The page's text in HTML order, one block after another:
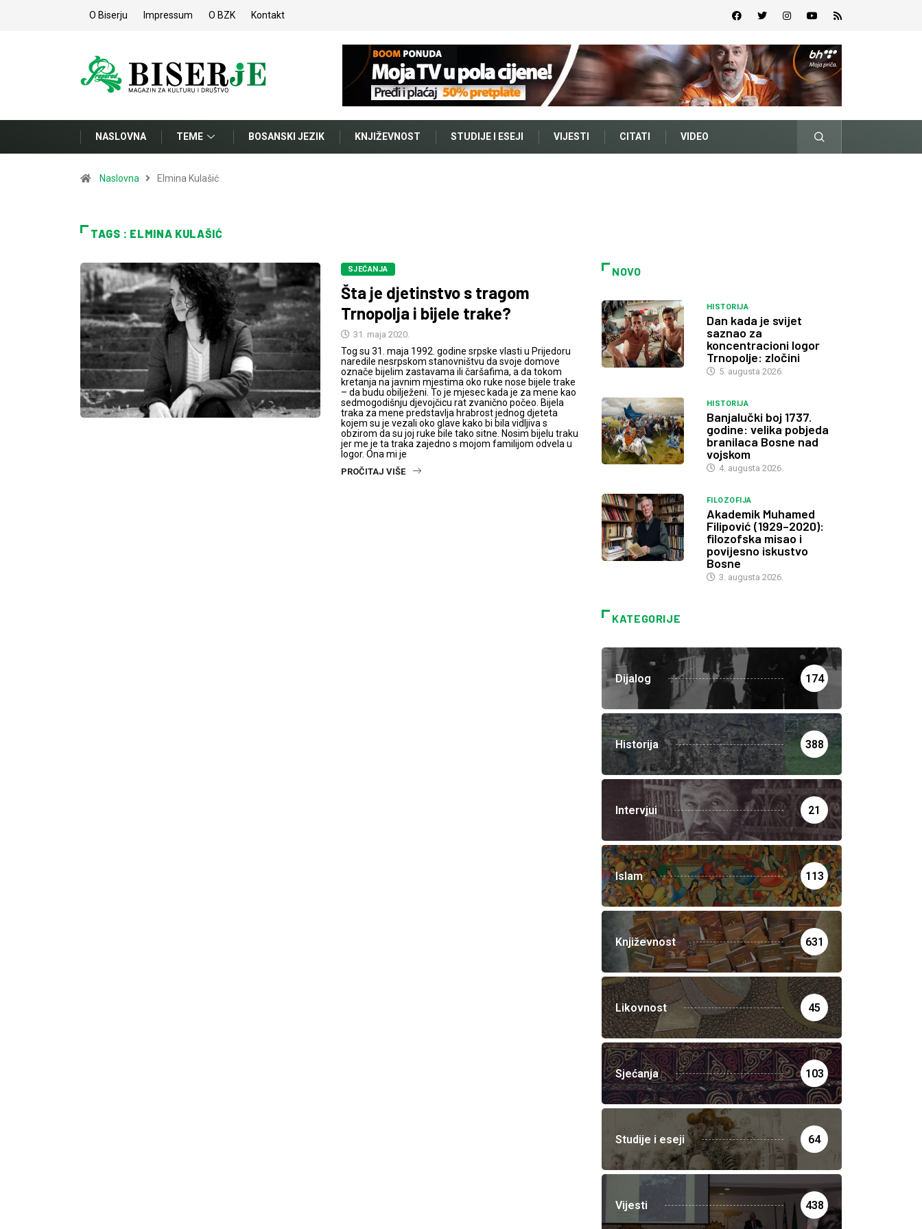
O Biserju Impressum O BZK Kontakt
NASLOVNA TEME BOSANSKI JEZIK KNJIŽEVNOST STUDIJE I ESEJI VIJESTI CITATI VIDEO
Naslovna Elmina Kulašić
TAGS : ELMINA KULAŠIĆ
SJEĆANJA
Šta je djetinstvo s tragom
Trnopolja i bijele trake?
31. maja 2020.
Tog su 31. maja 1992. godine srpske vlasti u Prijedoru
naredile nesrpskom stanovništvu da svoje domove
označe bijelim zastavama ili čaršafima, a da tokom
kretanja na javnim mjestima oko ruke nose bijele trake
– da budu obilježeni. To je mjesec kada je za mene kao
sedmogodišnju djevojčicu rat zvanično počeo. Bijela
traka za mene predstavlja hrabrost jednog djeteta
kojem su je vezali oko glave kako bi bila vidljiva s
obzirom da su joj ruke bile tako sitne. Nosim bijelu traku
jer me je ta traka zajedno s mojom familijom odvela u
logor. Ona mi je
PROČITAJ VIŠE
NOVO
HISTORIJA
Dan kada je svijet
saznao za
koncentracioni logor
Trnopolje: zločini
5. augusta 2026.
HISTORIJA
Banjalučki boj 1737.
godine: velika pobjeda
branilaca Bosne nad
vojskom
4. augusta 2026.
FILOZOFIJA
Akademik Muhamed
Filipović (1929–2020):
filozofska misao i
povijesno iskustvo
Bosne
3. augusta 2026.
KATEGORIJE
Dijalog 174
Historija 388
Intervjui 21
Islam 113
Književnost 631
Likovnost 45
Sjećanja 103
Studije i eseji 64
Vijesti 438